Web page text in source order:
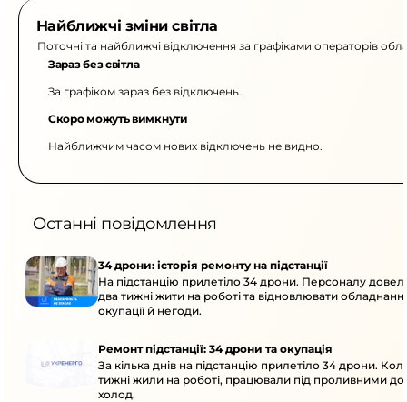
Найближчі зміни світла
Поточні та найближчі відключення за графіками операторів
Зараз без світла
За графіком зараз без відключень.
Скоро можуть вимкнути
Найближчим часом нових відключень не видно.
Останні повідомлення
34 дрони: історія ремонту на підстанції
На підстанцію прилетіло 34 дрони. Персоналу
два тижні жити на роботі та відновлювати
окупації й негоди.
Ремонт підстанції: 34 дрони та окупація
За кілька днів на підстанцію прилетіло 34 дрони.
тижні жили на роботі, працювали під проливними
холод.